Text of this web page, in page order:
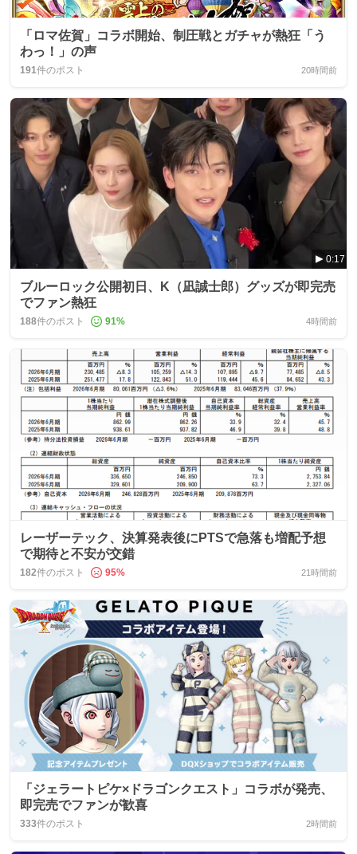
「ロマ佐賀」コラボ開始、制圧戦とガチャが熱狂「う
わっ！」の声
191件のポスト 20時間前
0:17
ブルーロック公開初日、K（凪誠士郎）グッズが即完売
でファン熱狂
188件のポスト 91% 4時間前
レーザーテック、決算発表後にPTSで急落も増配予想
で期待と不安が交錯
182件のポスト 95% 21時間前
「ジェラートピケ×ドラゴンクエスト」コラボが発売、
即完売でファンが歓喜
333件のポスト 2時間前